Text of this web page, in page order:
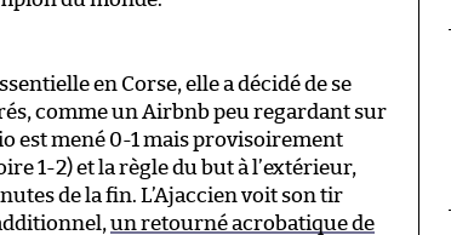
en Corse, elle a décidé de se
comme un Airbnb peu regardant sur
est mené 0-1 mais provisoirement
1-2) et la règle du but à l’extérieur,
de la fin. L’Ajaccien voit son tir
un retourné acrobatique de